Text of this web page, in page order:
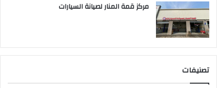
مركز قمة المنار لصيانة السيارات
تصنيفات